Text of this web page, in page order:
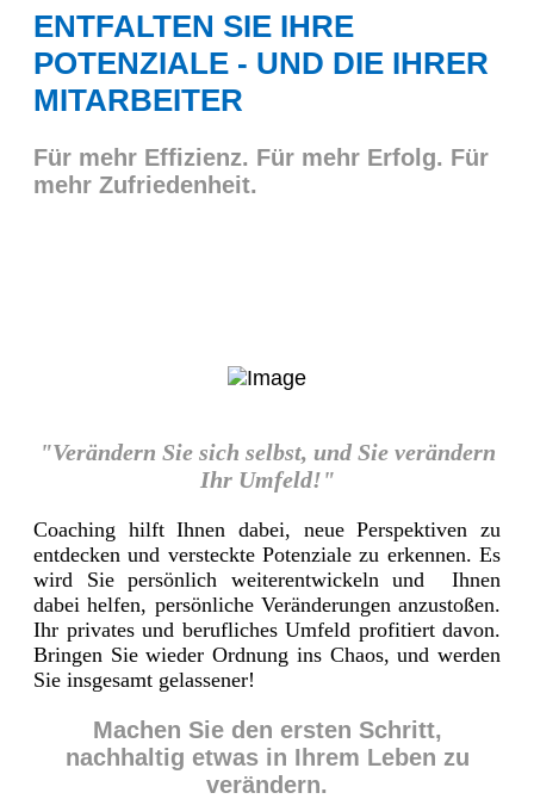
ENTFALTEN SIE IHRE
POTENZIALE - UND DIE IHRER
MITARBEITER
Für mehr Effizienz. Für mehr Erfolg. Für
mehr Zufriedenheit.
"Verändern Sie sich selbst, und Sie verändern
Ihr Umfeld!"
Coaching hilft Ihnen dabei, neue Perspektiven zu
entdecken und versteckte Potenziale zu erkennen. Es
wird Sie persönlich weiterentwickeln und Ihnen
dabei helfen, persönliche Veränderungen anzustoßen.
Ihr privates und berufliches Umfeld profitiert davon.
Bringen Sie wieder Ordnung ins Chaos, und werden
Sie insgesamt gelassener!
Machen Sie den ersten Schritt,
nachhaltig etwas in Ihrem Leben zu
verändern.